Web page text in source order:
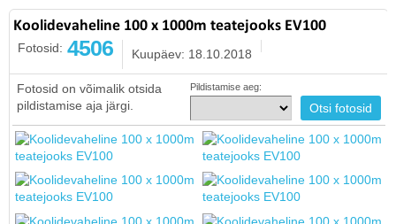
Koolidevaheline 100 x 1000m teatejooks EV100
Fotosid: 4506 Kuupäev: 18.10.2018
Fotosid on võimalik otsida
pildistamise aja järgi.
Pildistamise aeg: